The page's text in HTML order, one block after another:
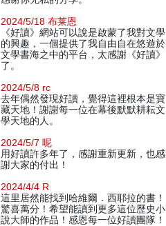
2024/5/18 布莱恩
《好讀》網站可以說是啟蒙了我對文學
的興趣，一個提供了我自由自在悠遊於
文學書海之中的平台，太感謝《好讀》
了。
2024/5/8 rc
去年偶然發現好讀，覺得這裡根本是寶
藏天地！謝謝每一位在幕後默默耕耘文
學天地的人。
2024/5/7 呢
用好讀許多年了，感謝重新更新，也感
謝大家的付出！
2024/4/4 R
這里居然能找到哈維爾．西耶拉的書！
驚喜萬分！希望能讀到更多這位歷史小
說大師的作品！感恩每一位好讀團隊！